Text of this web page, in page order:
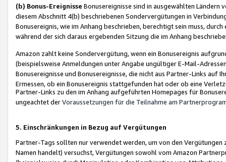
(b) Bonus-Ereignisse Bonusereignisse sind in ausgewählten Ländern
diesem Abschnitt 4(b) beschriebenen Sondervergütungen in
Bonusereignis, wie im Anhang beschrieben, berechtigt sein muss,
während der sich daraus ergebenden Sitzung die im Anhang
Amazon zahlt keine Sondervergütung, wenn ein Bonusereignis
(beispielsweise Anmeldungen unter Angabe ungültiger E-Mail-
Bonusereignisse und Bonusereignisse, die nicht aus Partner-Links auf
Ermessen, ob ein Bonusereignis stattgefunden hat oder ob eine
Partner-Links zu den im Anhang aufgeführten Homepages für
ungeachtet derVoraussetzungen für die Teilnahme am
5. Einschränkungen in Bezug auf Vergütungen
Partner-Tags sollten nur verwendet werden, um von den
Namen handelt) versuchst, Vergütungen sowohl vom Amazon